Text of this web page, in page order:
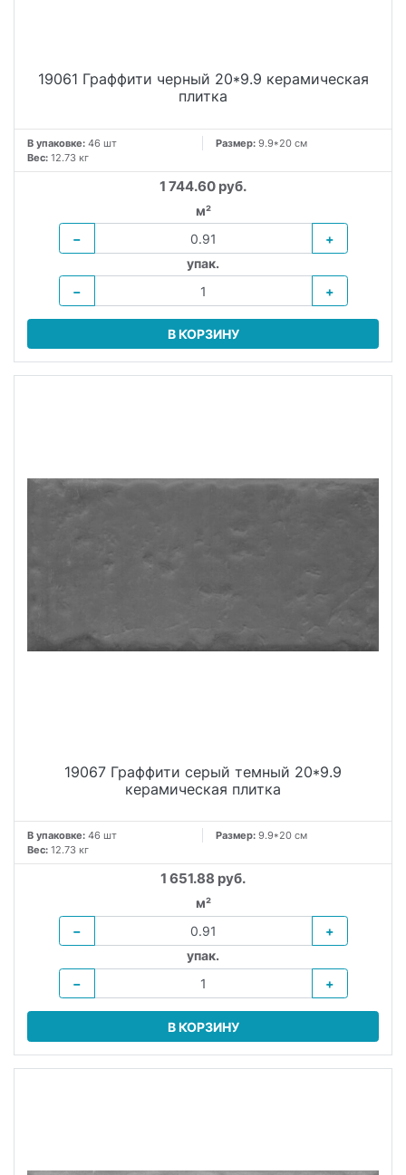
19061 Граффити черный 20*9.9 керамическая
плитка
В упаковке: 46 шт Размер: 9.9*20 см
Вес: 12.73 кг
1 744.60 руб.
м²
−
+
упак.
−
+
В КОРЗИНУ
19067 Граффити серый темный 20*9.9
керамическая плитка
В упаковке: 46 шт Размер: 9.9*20 см
Вес: 12.73 кг
1 651.88 руб.
м²
−
+
упак.
−
+
В КОРЗИНУ